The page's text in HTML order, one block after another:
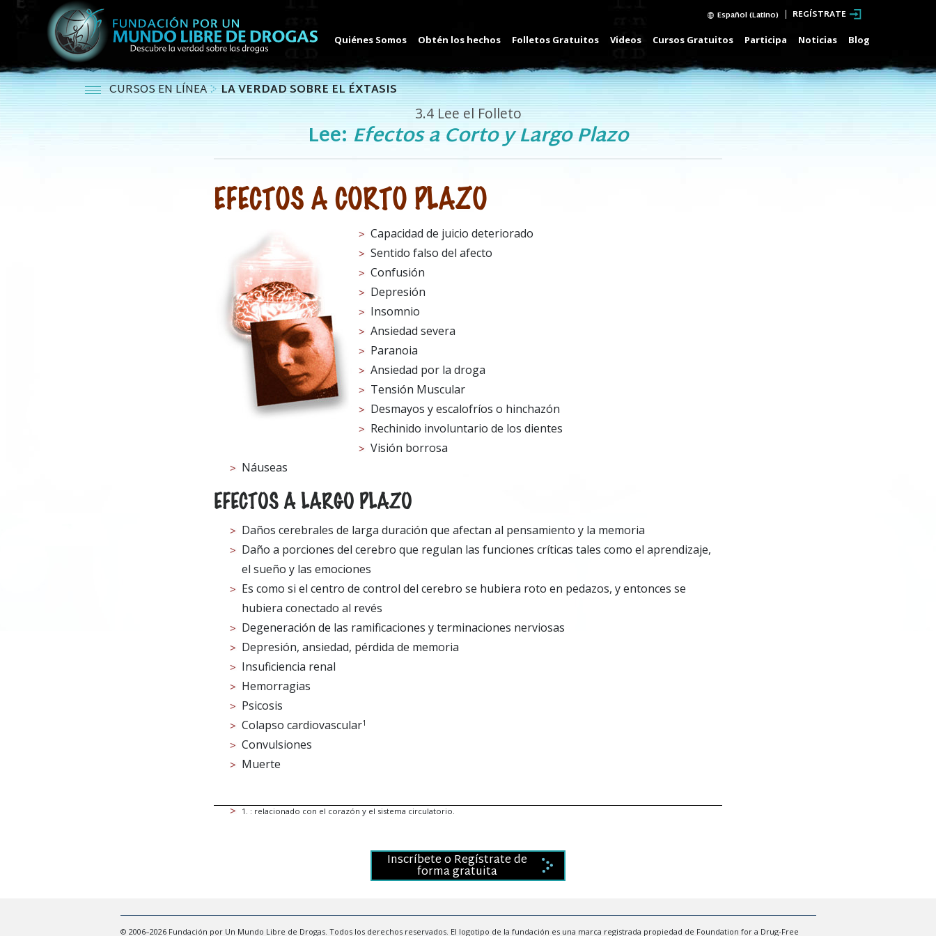
Español (Latino) REGÍSTRATE
Quiénes Somos Obtén los hechos Folletos Gratuitos Videos Cursos Gratuitos Participa Noticias Blog
CURSOS EN LÍNEA LA VERDAD SOBRE EL ÉXTASIS
3.4Lee el Folleto
Lee: Efectos a Corto y Largo Plazo
EFECTOS A CORTO PLAZO
Capacidad de juicio deteriorado
Sentido falso del afecto
Confusión
Depresión
Insomnio
Ansiedad severa
Paranoia
Ansiedad por la droga
Tensión Muscular
Desmayos y escalofríos o hinchazón
Rechinido involuntario de los dientes
Visión borrosa
Náuseas
EFECTOS A LARGO PLAZO
Daños cerebrales de larga duración que afectan al pensamiento y la memoria
Daño a porciones del cerebro que regulan las funciones críticas tales como el aprendizaje,
el sueño y las emociones
Es como si el centro de control del cerebro se hubiera roto en pedazos, y entonces se
hubiera conectado al revés
Degeneración de las ramificaciones y terminaciones nerviosas
Depresión, ansiedad, pérdida de memoria
Insuficiencia renal
Hemorragias
Psicosis
Colapso cardiovascular1
Convulsiones
Muerte
1 : relacionado con el corazón y el sistema circulatorio.
Inscríbete o Regístrate de
forma gratuita
© 2006–2026 Fundación por Un Mundo Libre de Drogas. Todos los derechos reservados. El logotipo de la fundación es una marca registrada propiedad de Foundation for a Drug-Free